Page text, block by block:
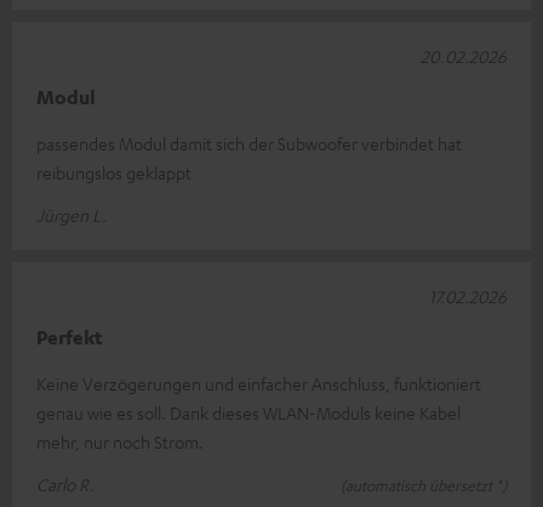
Modul
passendes Modul damit sich der Subwoofer verbindet hat
reibungslos geklappt
Jürgen L.
20.02.2026
Perfekt
Keine Verzögerungen und einfacher Anschluss, funktioniert
genau wie es soll. Dank dieses WLAN-Moduls keine Kabel
mehr, nur noch Strom.
Carlo R.
(automatisch übersetzt *)
17.02.2026